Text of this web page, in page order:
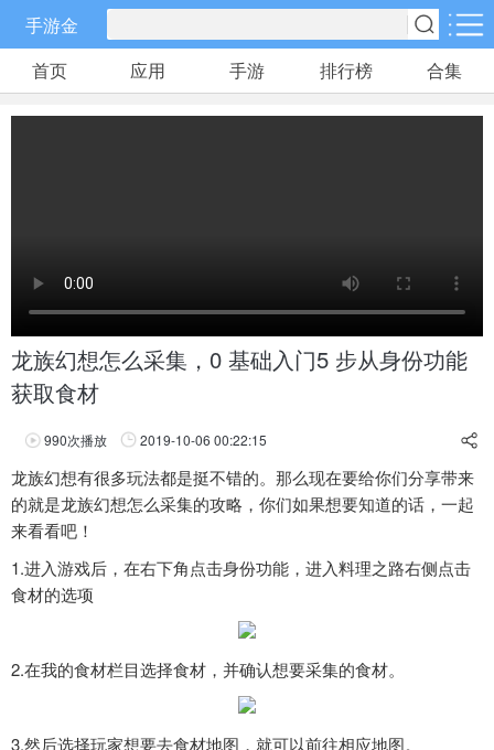
手游金
手游分类 应用分类
策略塔防
83款手游
体育竞速
29款手游
冒险解谜
41款手游
模拟经营
首页 应用 手游 排行榜 合集
龙族幻想怎么采集，0 基础入门5 步从身份功能
获取食材
990次播放
2019-10-06 00:22:15
龙族幻想有很多玩法都是挺不错的。那么现在要给你们分享带来
的就是龙族幻想怎么采集的攻略，你们如果想要知道的话，一起
来看看吧！
1.进入游戏后，在右下角点击身份功能，进入料理之路右侧点击
食材的选项
2.在我的食材栏目选择食材，并确认想要采集的食材。
3.然后选择玩家想要去食材地图，就可以前往相应地图。